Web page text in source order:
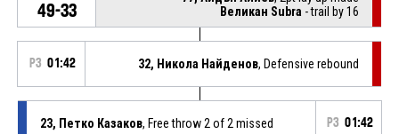
49-33
Великан Subra - trail by 16
P3 01:42 32, Никола Найденов, Defensive rebound
23, Петко Казаков, Free throw 2 of 2 missed P3 01:42